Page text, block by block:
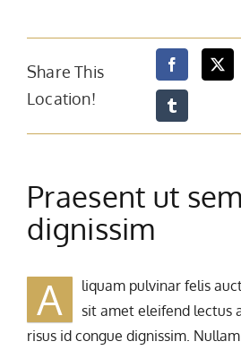
Share This
Location!
Praesent ut sem
dignissim
A
liquam pulvinar felis
sit amet eleifend lectus
risus id congue dignissim.